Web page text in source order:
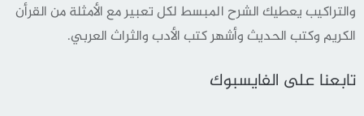
والتراكيب يعطيك الشرح المبسط لكل تعبير مع الأمثلة من القرأن
الكريم وكتب الحديث وأشهر كتب الأدب والثراث العربي.
تابعنا على الفايسبوك